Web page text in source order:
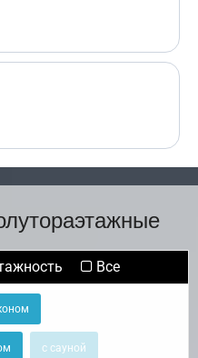
Все
с сауной